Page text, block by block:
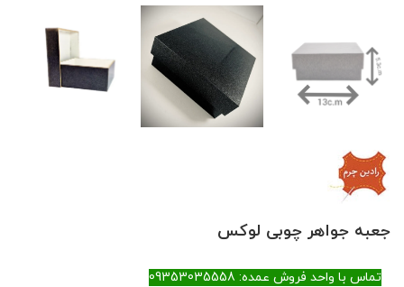
جعبه جواهر چوبی لوکس
تماس با واحد فروش عمده: 09353035558